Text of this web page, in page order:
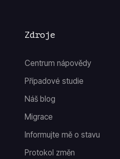
Zdroje
Centrum nápovědy
Případové studie
Náš blog
Migrace
Informujte mě o stavu
Protokol změn